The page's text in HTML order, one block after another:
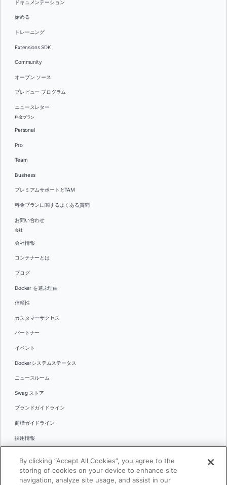
ドキュメンテーション
始める
トレーニング
Extensions SDK
Community
オープン ソース
プレビュー プログラム
ニュースレター
料金プラン
Personal
Pro
Team
Business
プレミアムサポートとTAM
料金プランに関するよくある質問
お問い合わせ
会社
会社情報
コンテナーとは
ブログ
Docker を選ぶ理由
信頼性
カスタマーサクセス
パートナー
イベント
Dockerシステムステータス
ニュースルーム
Swag ストア
ブランドガイドライン
商標ガイドライン
採用情報
言語By clicking “Accept All Cookies”, you agree to the
storing of cookies on your device to enhance site
navigation, analyze site usage, and assist in our